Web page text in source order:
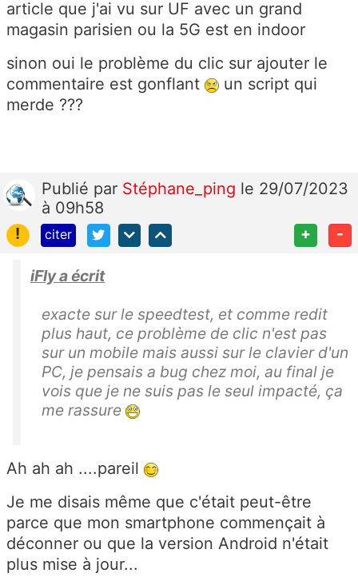
article que j'ai vu sur UF avec un grand
magasin parisien ou la 5G est en indoor
sinon oui le problème du clic sur ajouter le
commentaire est gonflant
un script qui
merde ???
Publié par Stéphane_ping le 29/07/2023
à 09h58
!
citer + -
iFly a écrit
exacte sur le speedtest, et comme redit
plus haut, ce problème de clic n'est pas
sur un mobile mais aussi sur le clavier d'un
PC, je pensais a bug chez moi, au final je
vois que je ne suis pas le seul impacté, ça
me rassure
Ah ah ah ....pareil
Je me disais même que c'était peut-être
parce que mon smartphone commençait à
déconner ou que la version Android n'était
plus mise à jour...